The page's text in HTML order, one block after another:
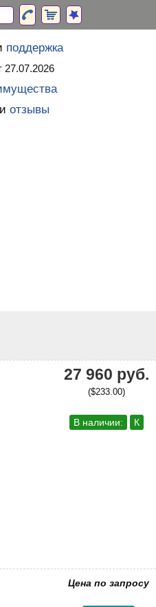
27 960 руб.
($233.00)
В наличии: К
Цена по запросу
поддержка
27.07.2026
и отзывы